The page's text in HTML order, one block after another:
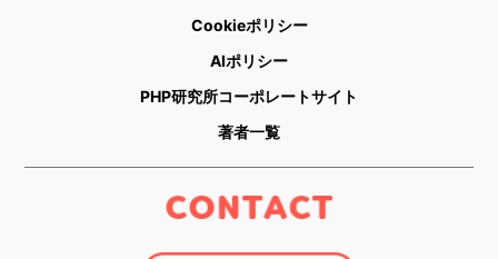
Cookieポリシー
AIポリシー
PHP研究所コーポレートサイト
著者一覧